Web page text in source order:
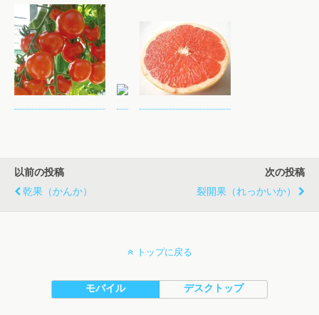
以前の投稿
乾果（かんか）
次の投稿
裂開果（れっかいか）
トップに戻る
モバイル デスクトップ